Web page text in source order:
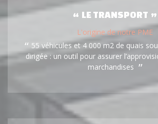
LE TRANSPORT
L'origine de notre PME
55 véhicules et 4 000 m2 de quais
dirigée : un outil pour assurer
marchandises